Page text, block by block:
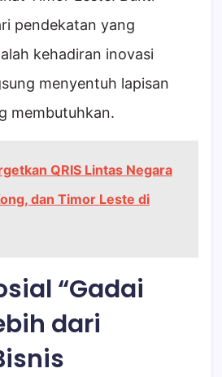
pendekatan yang
kehadiran inovasi
menyentuh lapisan
membutuhkan.
QRIS Lintas Negara
dan Timor Leste di
“Gadai
dari